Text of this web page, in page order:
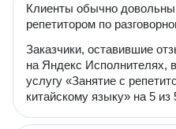
Клиенты обычно довольны
репетитором по
Заказчики, оставившие
на Яндекс Исполнителях,
услугу «Занятие с
китайскому языку» на 5 из